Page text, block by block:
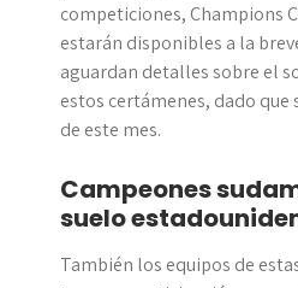
competiciones, Champions
estarán disponibles a la
aguardan detalles sobre el
estos certámenes, dado que
de este mes.
Campeones
suelo
También los equipos de